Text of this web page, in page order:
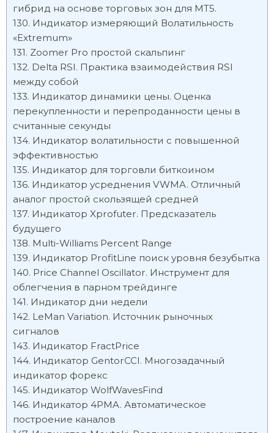
гибрид на основе торговых зон для МТ5.
Индикатор измеряющий Волатильность
«Extremum»
Zoomer Pro простой скальпинг
Delta RSI. Практика взаимодействия RSI
между собой
Индикатор динамики цены. Оценка
перекупленности и перепроданности цены в
считанные секунды
Индикатор волатильности с повышенной
эффективностью
Индикатор для торговли биткоином
Индикатор усреднения VWMA. Отличный
аналог простой скользящей средней
Индикатор Xprofuter. Предсказатель
будущего
Multi-Williams Percent Range
Индикатор ProfitLine поиск уровня безубытка
Price Channel Oscillator. Инструмент для
облегчения в парном трейдинге
Индикатор дни недели
LeMan Variation. Источник рыночных
сигналов
Индикатор FractPrice
Индикатор GentorCCI. Многозадачный
индикатор форекс
Индикатор WolfWavesFind
Индикатор 4PMA. Автоматическое
построение каналов